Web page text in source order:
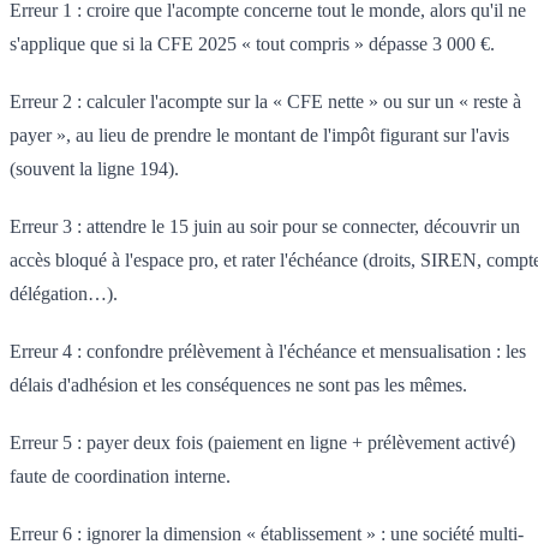
Erreur 1 : croire que l'acompte concerne tout le monde, alors qu'il ne
s'applique que si la CFE 2025 « tout compris » dépasse 3 000 €.
Erreur 2 : calculer l'acompte sur la « CFE nette » ou sur un « reste à
payer », au lieu de prendre le montant de l'impôt figurant sur l'avis
(souvent la ligne 194).
Erreur 3 : attendre le 15 juin au soir pour se connecter, découvrir un
accès bloqué à l'espace pro, et rater l'échéance (droits, SIREN,
délégation…).
Erreur 4 : confondre prélèvement à l'échéance et mensualisation : les
délais d'adhésion et les conséquences ne sont pas les mêmes.
Erreur 5 : payer deux fois (paiement en ligne + prélèvement activé)
faute de coordination interne.
Erreur 6 : ignorer la dimension « établissement » : une société multi-